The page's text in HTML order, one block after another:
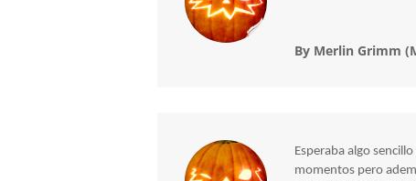
By Merlin Grimm
Esperaba algo
momentos pero